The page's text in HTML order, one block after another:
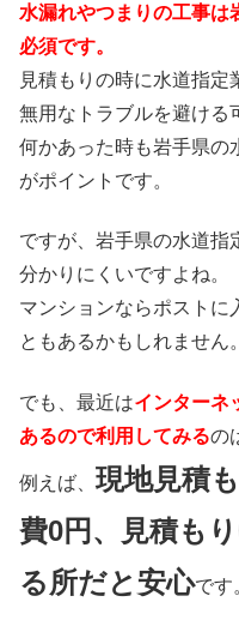
水漏れやつまりの工事は
必須です。
見積もりの時に水道指
無用なトラブルを避ける
何かあった時も岩手県の
がポイントです。
ですが、岩手県の水道指
分かりにくいですよね。
マンションならポストに
ともあるかもしれません。
でも、最近はインターネ
あるので利用してみるの
例えば、 現地見積
費0円、見積も
る所だと安心です